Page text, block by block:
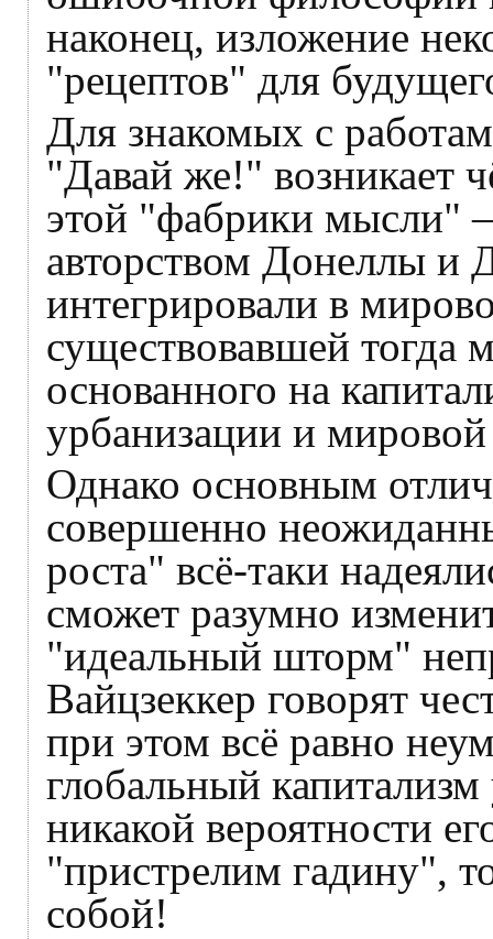
наконец, изложение
"рецептов" для
Для знакомых с
"Давай же!" возникает
этой "фабрики мысли"
авторством Донеллы и
интегрировали в
существовавшей тогда
основанного на
урбанизации и
Однако основным
совершенно
роста" всё-таки
сможет разумно
"идеальный шторм"
Вайцзеккер говорят
при этом всё равно
глобальный
никакой вероятности
"пристрелим гадину",
собой!